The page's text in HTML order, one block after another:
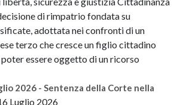
di rimpatrio fondata su
adottata nei confronti di un
terzo che cresce un figlio cittadino
poter essere oggetto di un ricorso
2026 - Sentenza della Corte nella
Luglio 2026